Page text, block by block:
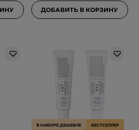
ДОБАВИТЬ В КОРЗИНУ
В НАБОРЕ ДЕШЕВЛЕ БЕСТСЕЛЛЕР